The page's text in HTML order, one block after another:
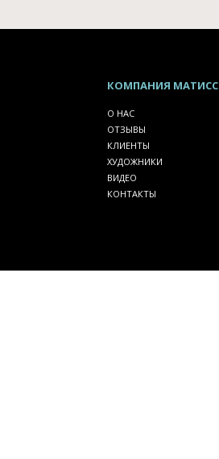
КОМПАНИЯ МАТИСС
О НАС
ОТЗЫВЫ
КЛИЕНТЫ
ХУДОЖНИКИ
ВИДЕО
КОНТАКТЫ